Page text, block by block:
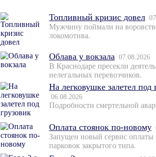
Топливный кризис довел
Мужчину поймали на
локомотива.
Облава у вокзала 07.08.2026
В Краснодаре пресекли
нелегальных перевозчиков.
На легковушке залетел под
06.08.2026
Подробности смертельной
Оплата стоянок по-новому
Запущен новый сервис
парковок закрытого типа.